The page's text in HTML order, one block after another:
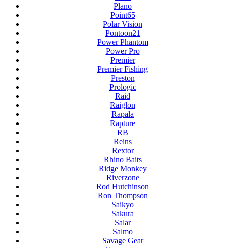
Plano
Point65
Polar Vision
Pontoon21
Power Phantom
Power Pro
Premier
Premier Fishing
Preston
Prologic
Raid
Raiglon
Rapala
Rapture
RB
Reins
Rextor
Rhino Baits
Ridge Monkey
Riverzone
Rod Hutchinson
Ron Thompson
Saikyo
Sakura
Salar
Salmo
Savage Gear